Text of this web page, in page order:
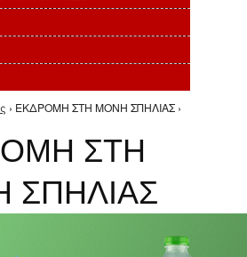
› ΕΚΔΡΟΜΗ ΣΤΗ ΜΟΝΗ ΣΠΗΛΙΑΣ ›
ΣΤΗ
ΣΠΗΛΙΑΣ